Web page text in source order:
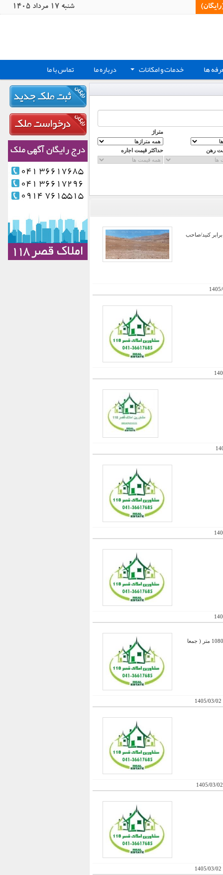
شنبه 17 مرداد 1405
ها + خدمات و امکانات درباره ما تماس با ما
متراژ
رهن حداکثر قیمت اجاره
کنید/صاحب
فروش کارخانه بهداشتی با 6300 متر عرصه - 1200 متر سالن + 1080 متر سالن دوم + دو سالن دو طبقه که هر کدام 1080 متر ( جمعا
1405/03/02
1405/03/02
1405/03/02